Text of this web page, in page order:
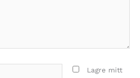
Lagre mitt